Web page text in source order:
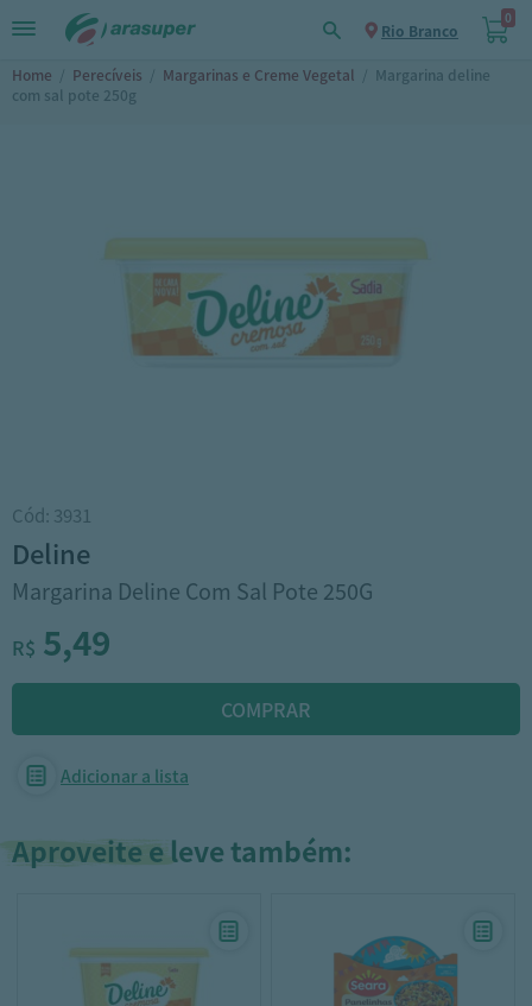
Rio Branco
0
Home / Perecíveis / Margarinas e Creme Vegetal / Margarina deline
com sal pote 250g
Cód: 3931
deline
Margarina Deline Com Sal Pote 250G
R$ 5,49
Adicionar a lista
Aproveite e leve também: